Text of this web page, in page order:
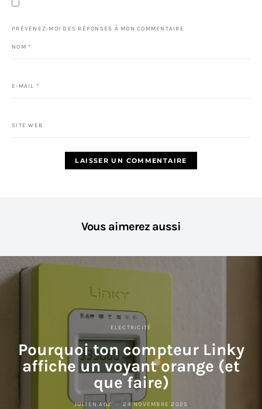
PRÉVENEZ-MOI DES RÉPONSES À MON COMMENTAIRE
NOM *
E-MAIL *
SITE WEB
Vous aimerez aussi
ELECTRICITÉ
Pourquoi ton compteur Linky
affiche un voyant orange (et
que faire)
JULIEN AGZ 24 NOVEMBRE 2025